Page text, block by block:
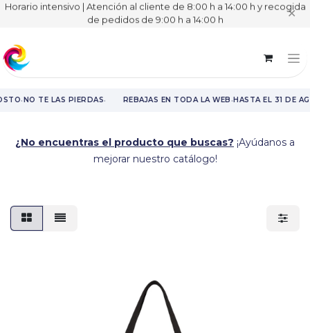
Horario intensivo | Atención al cliente de 8:00 h a 14:00 h y recogida
de pedidos de 9:00 h a 14:00 h ✕
·NO TE LAS PIERDAS· REBAJAS EN TODA LA WEB· HASTA EL 31 DE
¿No encuentras el producto que buscas? ¡Ayúdanos a
mejorar nuestro catálogo!